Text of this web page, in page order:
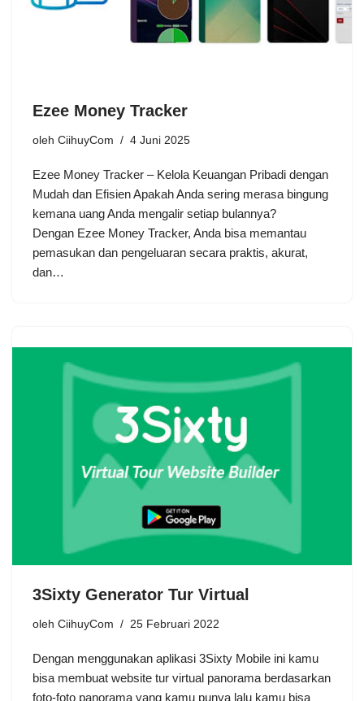
Ezee Money Tracker
oleh CiihuyCom 4 Juni 2025
Ezee Money Tracker – Kelola Keuangan Pribadi dengan
Mudah dan Efisien Apakah Anda sering merasa bingung
kemana uang Anda mengalir setiap bulannya?
Dengan Ezee Money Tracker, Anda bisa memantau
pemasukan dan pengeluaran secara praktis, akurat,
dan…
3Sixty Generator Tur Virtual
oleh CiihuyCom 25 Februari 2022
Dengan menggunakan aplikasi 3Sixty Mobile ini kamu
bisa membuat website tur virtual panorama berdasarkan
foto-foto panorama yang kamu punya lalu kamu bisa